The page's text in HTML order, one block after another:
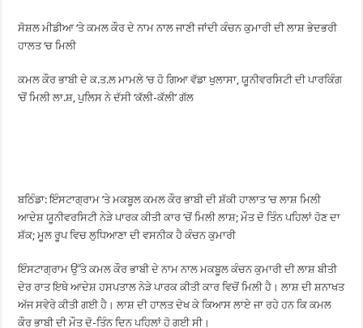
ਸੋਸ਼ਲ ਮੀਡੀਆ ‘ਤੇ ਕਮਲ ਕੌਰ ਦੇ ਨਾਮ ਨਾਲ ਜਾਣੀ ਜਾਂਦੀ ਕੰਚਨ ਕੁਮਾਰੀ ਦੀ ਲਾਸ਼ ਭੇਦਭਰੀ
ਹਾਲਤ ‘ਚ ਮਿਲੀ
ਕਮਲ ਕੌਰ ਭਾਬੀ ਦੇ ਕ.ਤ.ਲ ਮਾਮਲੇ ‘ਚ ਹੋ ਗਿਆ ਵੱਡਾ ਖੁਲਾਸਾ, ਯੂਨੀਵਰਸਿਟੀ ਦੀ ਪਾਰਕਿੰਗ
‘ਚੋਂ ਮਿਲੀ ਲਾ.ਸ਼, ਪੁਲਿਸ ਨੇ ਦੱਸੀ ‘ਕੱਲੀ-ਕੱਲੀ’ ਗੱਲ
ਬਠਿੰਡਾ: ਇੰਸਟਾਗ੍ਰਾਮ ’ਤੇ ਮਕਬੂਲ ਕਮਲ ਕੌਰ ਭਾਬੀ ਦੀ ਸ਼ੱਕੀ ਹਾਲਾਤ ’ਚ ਲਾਸ਼ ਮਿਲੀ
ਆਦੇਸ਼ ਯੂਨੀਵਰਸਿਟੀ ਨੇੜੇ ਪਾਰਕ ਕੀਤੀ ਕਾਰ ’ਚੋਂ ਮਿਲੀ ਲਾਸ਼; ਮੌਤ ਦੋ ਤਿੰਨ ਪਹਿਲਾਂ ਹੋਣ ਦਾ
ਸ਼ੱਕ; ਮੂਲ ਰੂਪ ਵਿਚ ਲੁਧਿਆਣਾ ਦੀ ਵਸਨੀਕ ਹੈ ਕੰਚਨ ਕੁਮਾਰੀ
ਇੰਸਟਾਗ੍ਰਾਮ ਉੱਤੇ ਕਮਲ ਕੌਰ ਭਾਬੀ ਦੇ ਨਾਮ ਨਾਲ ਮਕਬੂਲ ਕੰਚਨ ਕੁਮਾਰੀ ਦੀ ਲਾਸ਼ ਬੀਤੀ
ਦੇਰ ਰਾਤ ਇਥੇ ਆਦੇਸ਼ ਹਸਪਤਾਲ ਨੇੜੇ ਪਾਰਕ ਕੀਤੀ ਕਾਰ ਵਿਚੋਂ ਮਿਲੀ ਹੈ। ਲਾਸ਼ ਦੀ ਸ਼ਨਾਖਤ
ਅੱਜ ਸਵੇਰੇ ਕੀਤੀ ਗਈ ਹੈ। ਲਾਸ਼ ਦੀ ਹਾਲਤ ਦੇਖ ਕੇ ਕਿਆਸ ਲਾਏ ਜਾ ਰਹੇ ਹਨ ਕਿ ਕਮਲ
ਕੌਰ ਭਾਬੀ ਦੀ ਮੌਤ ਦੋ-ਤਿੰਨ ਦਿਨ ਪਹਿਲਾਂ ਹੋ ਗਈ ਸੀ।